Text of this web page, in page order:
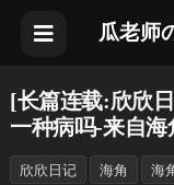
瓜老师
[长篇连载:欣欣
一种病吗-来自
欣欣日记 海角 海